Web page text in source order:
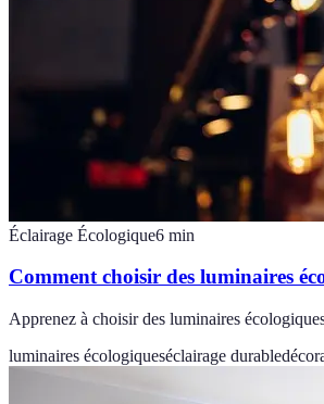
Éclairage Écologique6 min
Comment choisir des luminaires
Apprenez à choisir des luminaires
luminaires écologiqueséclairage durable